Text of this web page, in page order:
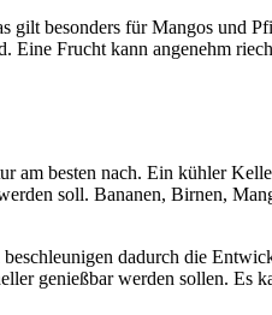
besonders für Mangos und
Frucht kann angenehm
am besten nach. Ein kühler
soll. Bananen, Birnen,
dadurch die
genießbar werden sollen. Es